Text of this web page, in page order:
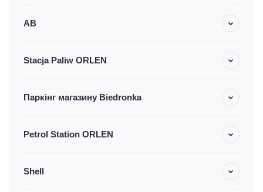
АВ
Stacja Paliw ORLEN
Паркінг магазину Biedronka
Petrol Station ORLEN
Shell